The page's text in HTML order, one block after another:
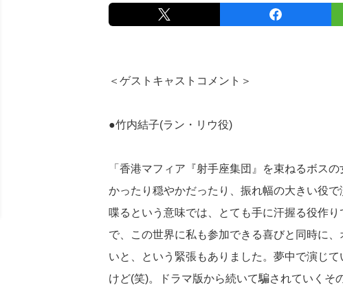
＜ゲストキャストコメント＞
●竹内結子(ラン・リウ役)
「香港マフィア『射手座集団』を束ねるボス
かったり穏やかだったり、振れ幅の大きい役
喋るという意味では、とても手に汗握る役作
で、この世界に私も参加できる喜びと同時に
いと、という緊張もありました。夢中で演じ
けど(笑)。ドラマ版から続いて騙されていくそ